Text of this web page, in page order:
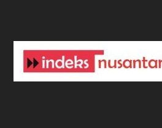
b
e
t